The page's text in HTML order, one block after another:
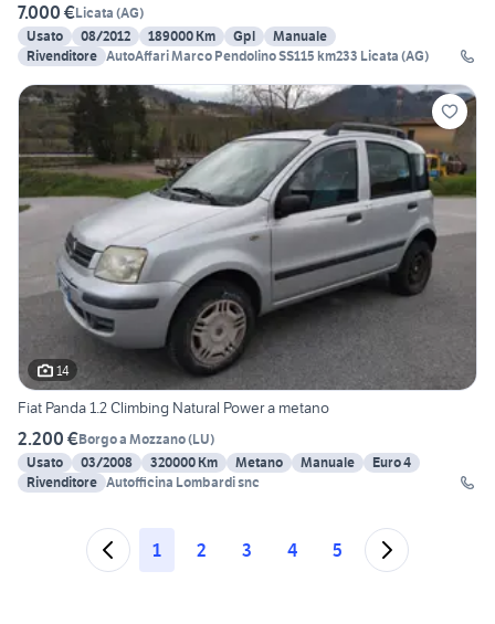
7.000 €Licata (AG)
Usato
08/2012 189000 Km Gpl
Manuale
Rivenditore AutoAffari Marco Pendolino SS115 km233 Licata (AG)
14
Fiat Panda 1.2 Climbing Natural Power a metano
2.200 €Borgo a Mozzano(LU)
Usato
03/2008 320000 Km Metano Manuale
Euro 4
Rivenditore Autofficina Lombardi snc
1 2 3 4 5